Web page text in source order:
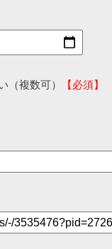
（複数可）
【必須】